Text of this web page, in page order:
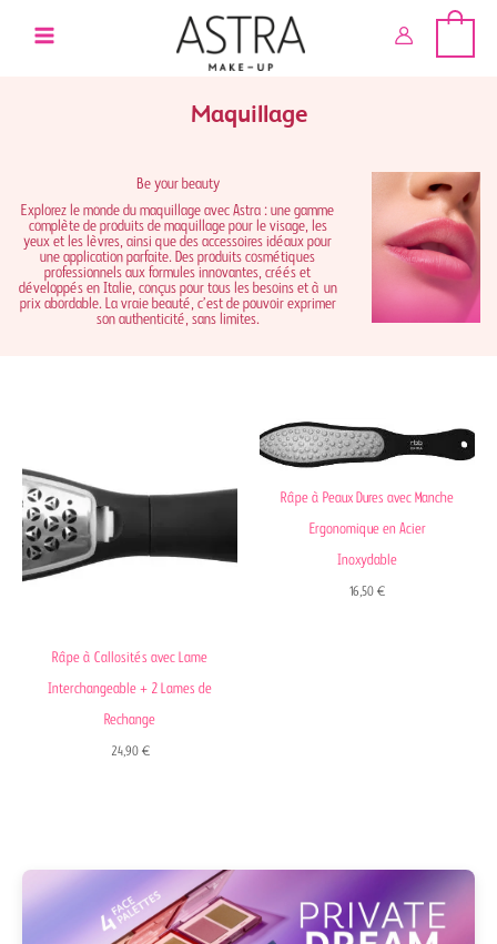
Maquillage
Be your beauty
Explorez le monde du maquillage avec Astra : une gamme
complète de produits de maquillage pour le visage, les
yeux et les lèvres, ainsi que des accessoires idéaux pour
une application parfaite. Des produits cosmétiques
professionnels aux formules innovantes, créés et
développés en Italie, conçus pour tous les besoins et à un
prix abordable. La vraie beauté, c’est de pouvoir exprimer
son authenticité, sans limites.
Râpe à Callosités avec Lame
Interchangeable + 2 Lames de
Rechange
24,90 €
Râpe à Peaux Dures avec Manche
Ergonomique en Acier
Inoxydable
16,50 €